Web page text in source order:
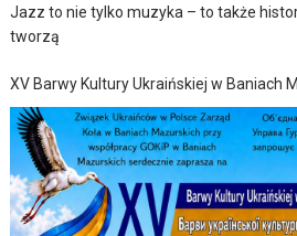
Jazz to nie tylko muzyka – to także
tworzą
XV Barwy Kultury Ukraińskiej w Baniach